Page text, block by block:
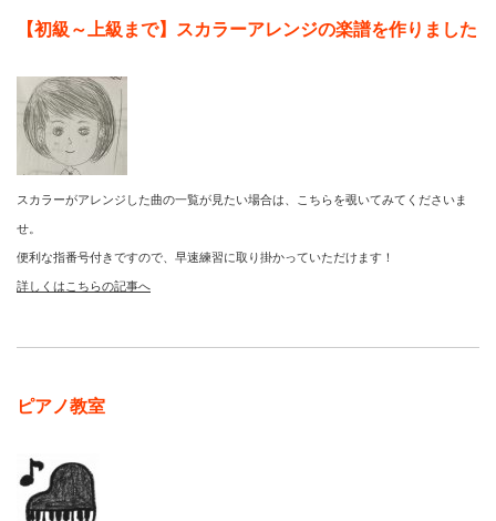
【初級～上級まで】スカラーアレンジの楽譜を作りました
スカラーがアレンジした曲の一覧が見たい場合は、こちらを覗いてみてくださいま
せ。
便利な指番号付きですので、早速練習に取り掛かっていただけます！
詳しくはこちらの記事へ
ピアノ教室